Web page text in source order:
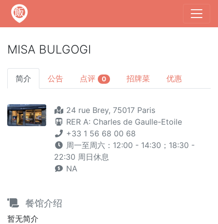
MISA BULGOGI
简介 公告 点评 0 招牌菜 优惠
24 rue Brey, 75017 Paris
RER A: Charles de Gaulle-Etoile
+33 1 56 68 00 68
周一至周六：12:00 - 14:30；18:30 -
22:30 周日休息
NA
餐馆介绍
暂无简介